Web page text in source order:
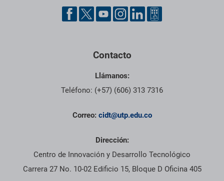
Pie de página con información de contacto, redes sociales y
Contacto
Llámanos:
Teléfono: (+57) (606) 313 7316
Correo: cidt@utp.edu.co
Dirección:
Centro de Innovación y Desarrollo Tecnológico
Carrera 27 No. 10-02 Edificio 15, Bloque D Oficina 405